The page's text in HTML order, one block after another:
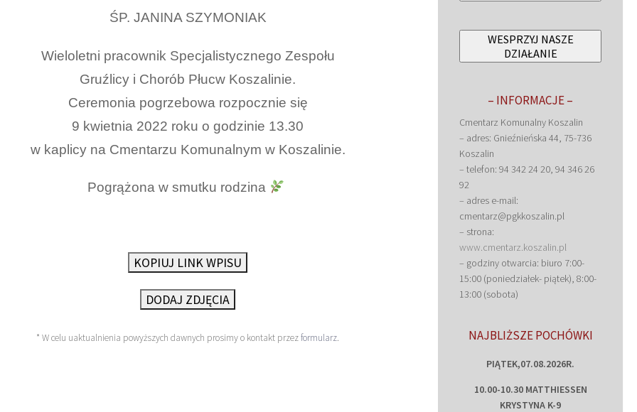
ŚP. JANINA SZYMONIAK
Wieloletni pracownik Specjalistycznego Zespołu
Gruźlicy i Chorób Płucw Koszalinie.
Ceremonia pogrzebowa rozpocznie się
9 kwietnia 2022 roku o godzinie 13.30
w kaplicy na Cmentarzu Komunalnym w Koszalinie.
Pogrążona w smutku rodzina
KOPIUJ LINK WPISU
DODAJ ZDJĘCIA
* W celu uaktualnienia powyższych dawnych prosimy o kontakt przezformularz.
WESPRZYJ NASZE
DZIAŁANIE
– INFORMACJE –
Cmentarz Komunalny Koszalin
– adres: Gnieźnieńska 44, 75-736
Koszalin
– telefon: 94 342 24 20, 94 346 26
92
– adres e-mail:
cmentarz@pgkkoszalin.pl
– strona:
www.cmentarz.koszalin.pl
– godziny otwarcia: biuro 7:00-
15:00 (poniedziałek- piątek), 8:00-
13:00 (sobota)
NAJBLIŻSZE POCHÓWKI
PIĄTEK,07.08.2026R.
10.00-10.30 MATTHIESSEN
KRYSTYNA K-9